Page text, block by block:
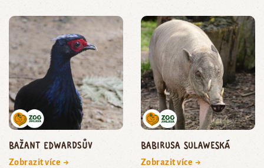
bažant edwardsův
Zobrazit více →
babirusa sulaweská
Zobrazit více →